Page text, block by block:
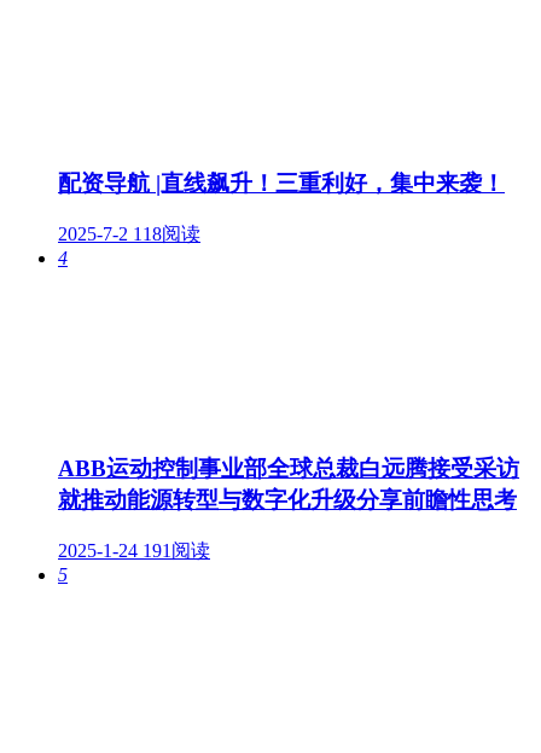
配资导航 |直线飙升！三重利好，集中来袭！
2025-7-2 118阅读
4
ABB运动控制事业部全球总裁白远腾接受采访
就推动能源转型与数字化升级分享前瞻性思考
2025-1-24 191阅读
5